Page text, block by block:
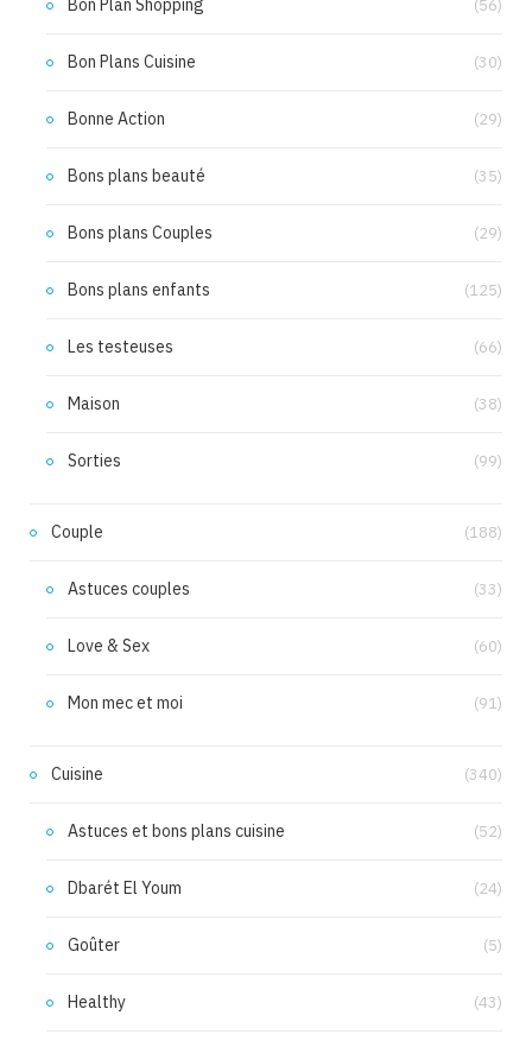
Bon Plan Shopping (56)
Bon Plans Cuisine (30)
Bonne Action (29)
Bons plans beauté (35)
Bons plans Couples (29)
Bons plans enfants (125)
Les testeuses (66)
Maison (38)
Sorties (99)
Couple (188)
Astuces couples (33)
Love & Sex (60)
Mon mec et moi (91)
Cuisine (340)
Astuces et bons plans cuisine (52)
Dbarét El Youm (24)
Goûter (5)
Healthy (43)